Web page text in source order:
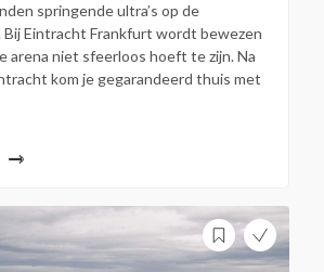
springende ultra’s op de
Eintracht Frankfurt wordt bewezen
arena niet sfeerloos hoeft te zijn. Na
kom je gegarandeerd thuis met